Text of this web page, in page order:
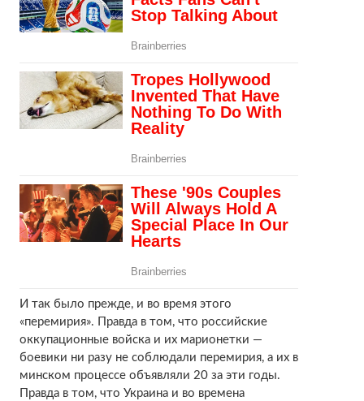
И так было прежде, и во время этого
«перемирия». Правда в том, что российские
оккупационные войска и их марионетки —
боевики ни разу не соблюдали перемирия, а их в
минском процессе объявляли 20 за эти годы.
Правда в том, что Украина и во времена